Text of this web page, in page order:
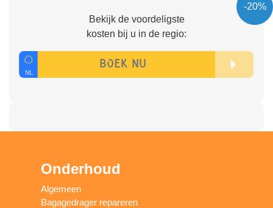
-20%
Bekijk de voordeligste
kosten bij u in de regio:
Onderhoud
Algemeen
Bagagedrager repareren